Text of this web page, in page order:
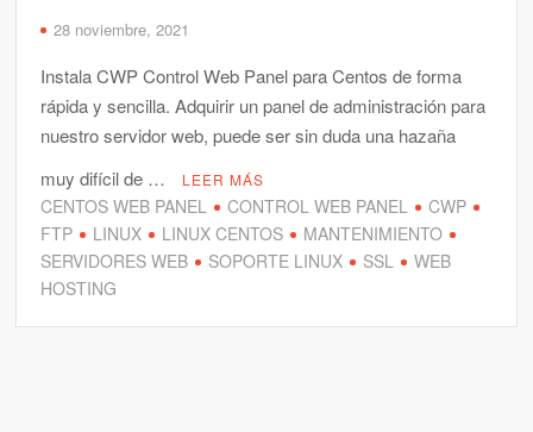
28 noviembre, 2021
Instala CWP Control Web Panel para Centos de forma
rápida y sencilla. Adquirir un panel de administración para
nuestro servidor web, puede ser sin duda una hazaña
muy difícil de …
LEER MÁS
CENTOS WEB PANEL CONTROL WEB PANEL
CWP
FTP
LINUX LINUX CENTOS
MANTENIMIENTO
SERVIDORES WEB
SOPORTE LINUX SSL
WEB
HOSTING